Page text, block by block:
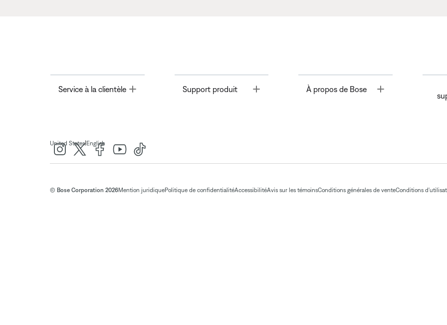
Service à la clientèle Toggle Support produit À propos de Bose Toggle
United States| English
© Bose Corporation 2026Mention juridiquePolitique de confidentialitéAccessibilitéAvis sur les témoinsConditions générales de venteConditions